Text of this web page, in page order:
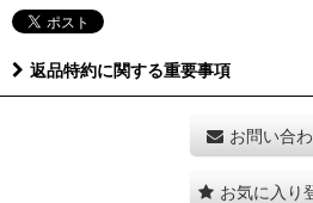
返品特約に関する重要事項
お問い合
お気に入り